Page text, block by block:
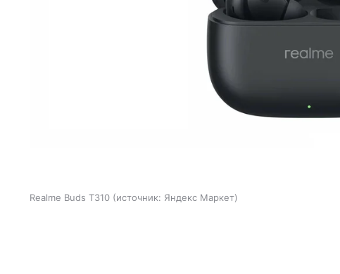
Realme Buds T310 источник: Яндекс Маркет